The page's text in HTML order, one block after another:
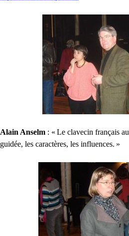
Alain Anselm : « Le clavecin français au
guidée, les caractères, les influences. »